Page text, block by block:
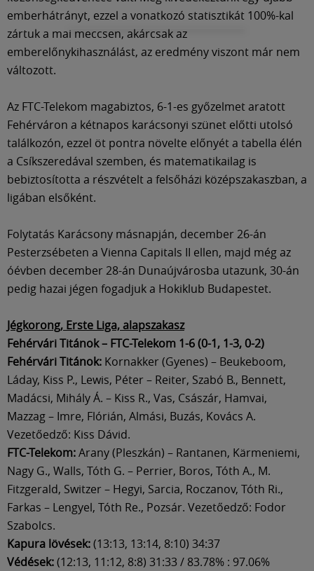
emberhátrányt, ezzel a vonatkozó statisztikát 100%-kal
zártuk a mai meccsen, akárcsak az
emberelőnykihasználást, az eredmény viszont már nem
változott.
Az FTC-Telekom magabiztos, 6-1-es győzelmet aratott
Fehérváron a kétnapos karácsonyi szünet előtti utolsó
találkozón, ezzel öt pontra növelte előnyét a tabella élén
a Csíkszeredával szemben, és matematikailag is
bebiztosította a részvételt a felsőházi középszakaszban, a
ligában elsőként.
Folytatás Karácsony másnapján, december 26-án
Pesterzsébeten a Vienna Capitals II ellen, majd még az
óévben december 28-án Dunaújvárosba utazunk, 30-án
pedig hazai jégen fogadjuk a Hokiklub Budapestet.
Jégkorong, Erste Liga, alapszakasz
Fehérvári Titánok – FTC-Telekom 1-6 (0-1, 1-3, 0-2)
Fehérvári Titánok: Kornakker (Gyenes) – Beukeboom,
Láday, Kiss P., Lewis, Péter – Reiter, Szabó B., Bennett,
Madácsi, Mihály Á. – Kiss R., Vas, Császár, Hamvai,
Mazzag – Imre, Flórián, Almási, Buzás, Kovács A.
Vezetőedző: Kiss Dávid.
FTC-Telekom:Arany (Pleszkán) – Rantanen, Kärmeniemi,
Nagy G., Walls, Tóth G. – Perrier, Boros, Tóth A., M.
Fitzgerald, Switzer – Hegyi, Sarcia, Roczanov, Tóth Ri.,
Farkas – Lengyel, Tóth Re., Pozsár. Vezetőedző: Fodor
Szabolcs.
Kapura lövések:(13:13, 13:14, 8:10) 34:37
Védések:(12:13, 11:12, 8:8) 31:33 / 83.78% : 97.06%